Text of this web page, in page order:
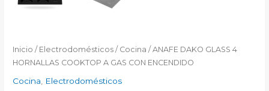
Inicio / Electrodomésticos / Cocina / ANAFE DAKO GLASS 4
HORNALLAS COOKTOP A GAS CON ENCENDIDO
Cocina Electrodomésticos